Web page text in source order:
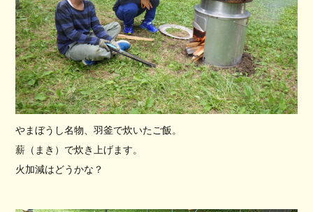
やまぼうし名物、羽釜で炊いたご飯。
薪（まき）で炊き上げます。
火加減はどうかな？